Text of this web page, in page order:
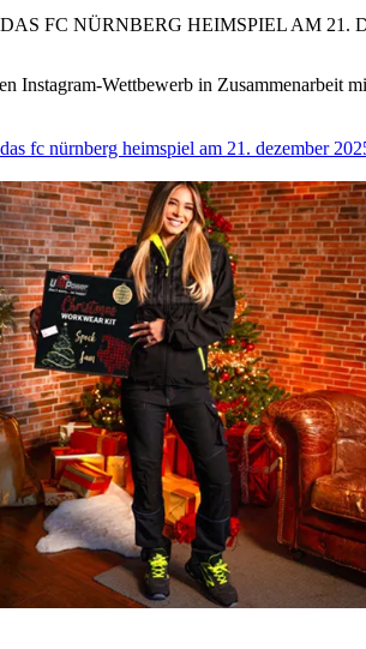
FC NÜRNBERG HEIMSPIEL AM 21.
Instagram-Wettbewerb in
fc nürnberg heimspiel am 21. dezember